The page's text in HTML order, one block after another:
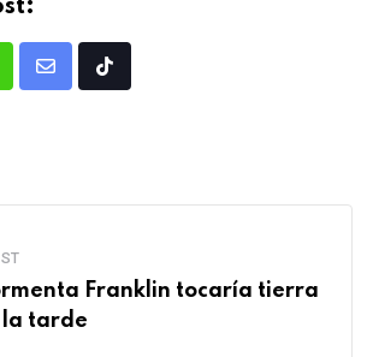
Franklin tocaría tierra
la tarde